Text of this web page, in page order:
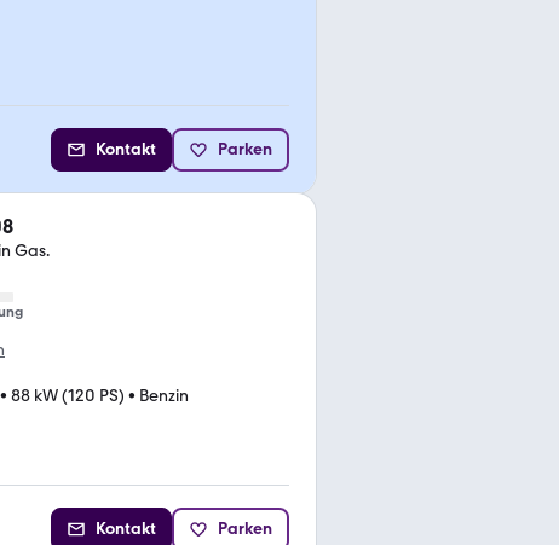
Kontakt Parken
Gas.
• 88 kW (120 PS) • Benzin
Kontakt Parken